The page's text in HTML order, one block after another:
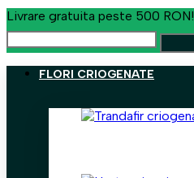
Livrare gratuita peste 500 RON!
FLORI CRIOGENATE